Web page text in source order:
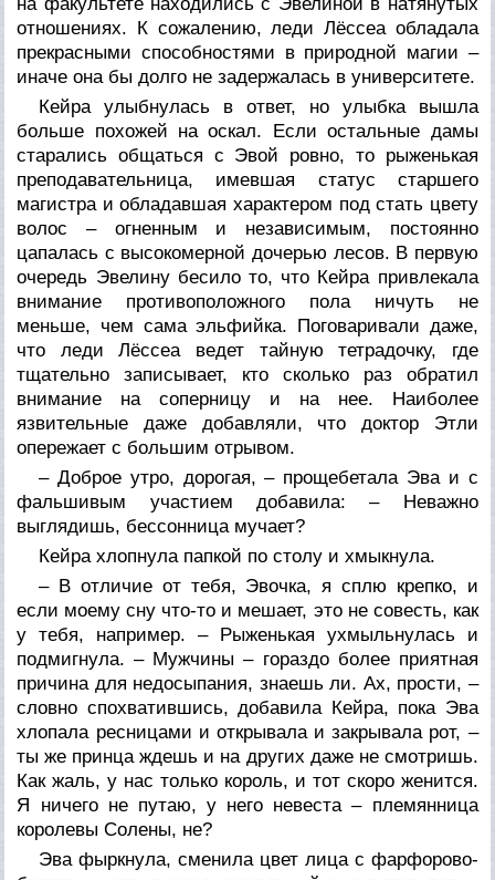
отношениях. К сожалению, леди Лёссеа обладала
прекрасными способностями в природной магии –
иначе она бы долго не задержалась в университете.
Кейра улыбнулась в ответ, но улыбка вышла
больше похожей на оскал. Если остальные дамы
старались общаться с Эвой ровно, то рыженькая
преподавательница, имевшая статус старшего
магистра и обладавшая характером под стать цвету
волос – огненным и независимым, постоянно
цапалась с высокомерной дочерью лесов. В первую
очередь Эвелину бесило то, что Кейра привлекала
внимание противоположного пола ничуть не
меньше, чем сама эльфийка. Поговаривали даже,
что леди Лёссеа ведет тайную тетрадочку, где
тщательно записывает, кто сколько раз обратил
внимание на соперницу и на нее. Наиболее
язвительные даже добавляли, что доктор Этли
опережает с большим отрывом.
– Доброе утро, дорогая, – прощебетала Эва и с
фальшивым участием добавила: – Неважно
выглядишь, бессонница мучает?
Кейра хлопнула папкой по столу и хмыкнула.
– В отличие от тебя, Эвочка, я сплю крепко, и
если моему сну что-то и мешает, это не совесть, как
у тебя, например. – Рыженькая ухмыльнулась и
подмигнула. – Мужчины – гораздо более приятная
причина для недосыпания, знаешь ли. Ах, прости, –
словно спохватившись, добавила Кейра, пока Эва
хлопала ресницами и открывала и закрывала рот, –
ты же принца ждешь и на других даже не смотришь.
Как жаль, у нас только король, и тот скоро женится.
Я ничего не путаю, у него невеста – племянница
королевы Солены, не?
Эва фыркнула, сменила цвет лица с фарфорово-